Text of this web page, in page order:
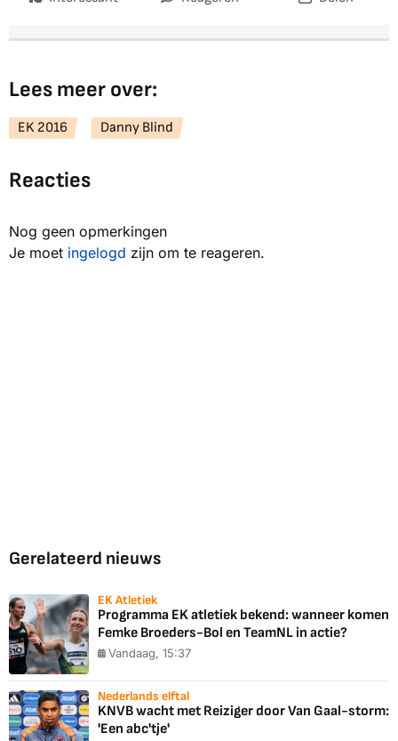
Lees meer over:
EK 2016 Danny Blind
Reacties
Nog geen opmerkingen
Je moet ingelogd zijn om te reageren.
Gerelateerd nieuws
EK Atletiek
Programma EK atletiek bekend: wanneer komen
Femke Broeders-Bol en TeamNL in actie?
Vandaag, 15:37
Nederlands elftal
KNVB wacht met Reiziger door Van Gaal-storm:
'Een abc'tje'